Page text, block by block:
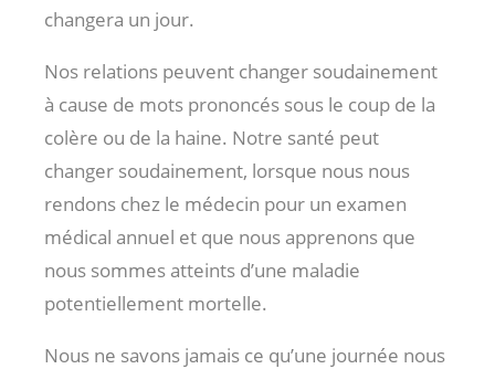
changera un jour.
Nos relations peuvent changer soudainement
à cause de mots prononcés sous le coup de la
colère ou de la haine. Notre santé peut
changer soudainement, lorsque nous nous
rendons chez le médecin pour un examen
médical annuel et que nous apprenons que
nous sommes atteints d’une maladie
potentiellement mortelle.
Nous ne savons jamais ce qu’une journée nous